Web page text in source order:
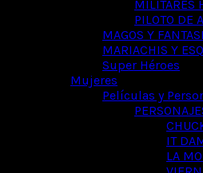
MILITARES
PILOTO DE
MAGOS Y
MARIACHIS Y
Super Héroes
Mujeres
Películas y
IT
LA